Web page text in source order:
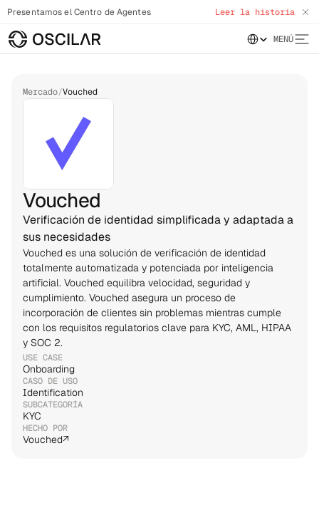
Presentamos el Centro de Agentes Leer la historia
Select Language
MENÚ
Mercado/Vouched
Vouched
Verificación de identidad simplificada y adaptada a
sus necesidades
Vouched es una solución de verificación de identidad
totalmente automatizada y potenciada por inteligencia
artificial. Vouched equilibra velocidad, seguridad y
cumplimiento. Vouched asegura un proceso de
incorporación de clientes sin problemas mientras cumple
con los requisitos regulatorios clave para KYC, AML, HIPAA
y SOC 2.
USE CASE
Onboarding
CASO DE USO
Identification
SUBCATEGORÍA
KYC
HECHO POR
Vouched↗